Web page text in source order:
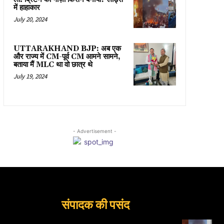
में हाहाकार
July 20, 2024
UTTARAKHAND BJP: अब एक
और राज्य में CM-पूर्व CM आमने सामने,
बताया मैं MLC था वो छात्र थे
July 19, 2024
- Advertisement -
संपादक की पसंद